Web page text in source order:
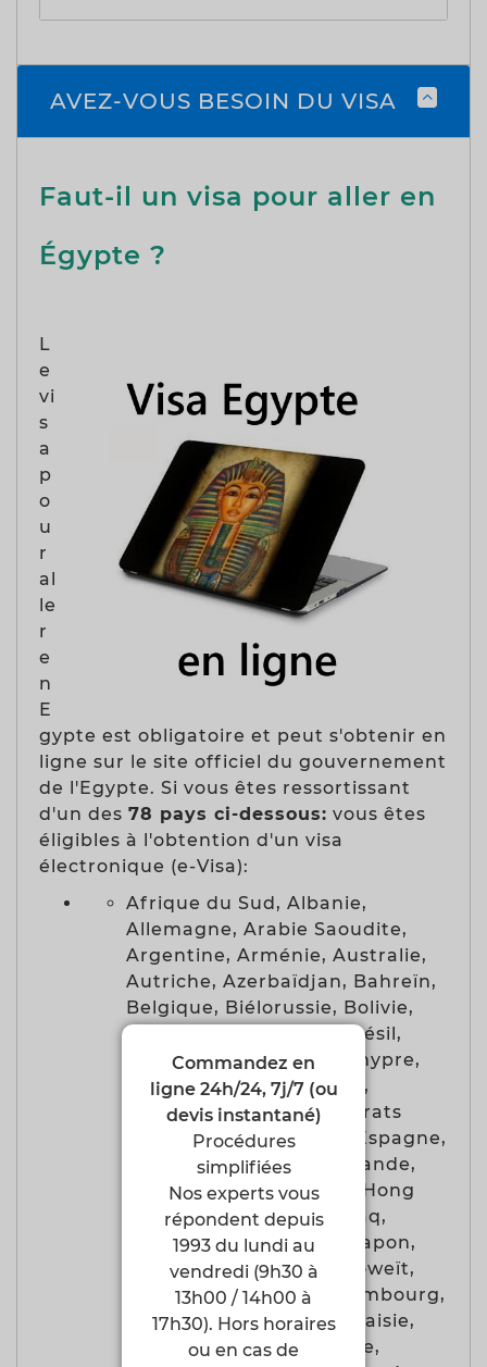
Commandez en
ligne 24h/24, 7j/7 (ou
devis instantané)
Procédures
simplifiées
Nos experts vous
répondent depuis
1993 du lundi au
vendredi (9h30 à
13h00 / 14h00 à
17h30). Hors horaires
ou en cas de
AVEZ-VOUS BESOIN DU VISA
Faut-il un visa pour aller en
Égypte ?
L
e
vi
s
a
p
o
u
r
al
le
r
e
n
E
gypte est obligatoire et peut s'obtenir en
ligne sur le site officiel du gouvernement
de l'Egypte. Si vous êtes ressortissant
d'un des 78 pays ci-dessous: vous êtes
éligibles à l'obtention d'un visa
électronique (e-Visa):
Afrique du Sud, Albanie,
Allemagne, Arabie Saoudite,
Argentine, Arménie, Australie,
Autriche, Azerbaïdjan, Bahreïn,
Belgique, Biélorussie, Bolivie,
Bosnie-Herzégovine
, Brésil,
Bulgarie, Chili, Chine, Chypre,
Colombie, Corée du Sud,
Croatie, Danemark, Émirats
arabes unis, Equateur, Espagne,
Estonie, États-Unis, Finlande,
France, Géorgie, Grèce, Hong
Kong, Hongrie, Inde
, Iraq,
Irlande, Islande, Italie, Japon,
Kazakhstan, Kosovo
, Koweït,
Lettonie, Lituanie, Luxembourg,
Macédoine du Nord, Malaisie,
Malte, Mexique, Moldavie,